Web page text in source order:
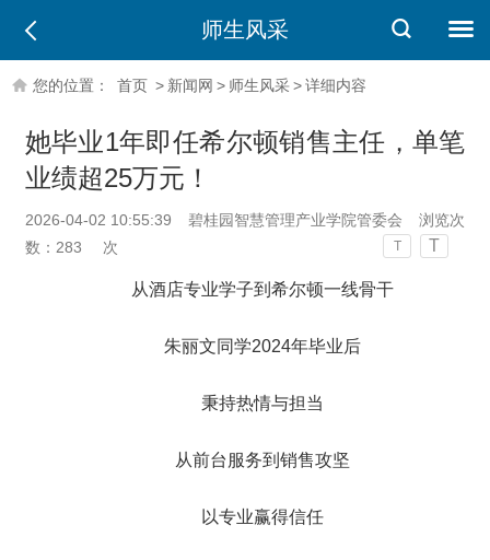
师生风采
您的位置： 首页 > 新闻网 > 师生风采>详细内容
她毕业1年即任希尔顿销售主任，单笔
业绩超25万元！
2026-04-02 10:55:39 碧桂园智慧管理产业学院管委会
浏览次
数： 283 次 T T
从酒店专业学子到希尔顿一线骨干
朱丽文同学2024年毕业后
秉持热情与担当
从前台服务到销售攻坚
以专业赢得信任